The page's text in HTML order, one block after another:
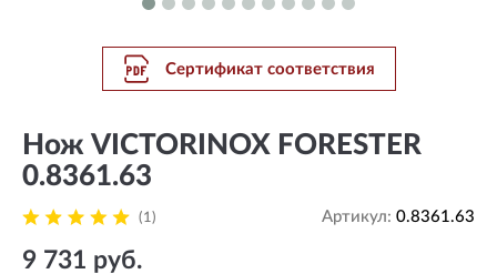
Сертификат соответствия
Нож VICTORINOX FORESTER
0.8361.63
(1) Артикул: 0.8361.63
9 731 руб.